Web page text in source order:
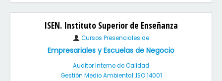
ISEN. Instituto Superior de Enseñanza
Cursos Presenciales de
Empresariales y Escuelas de Negocio
Auditor Interno de Calidad
Gestión Medio Ambiental .ISO 14001